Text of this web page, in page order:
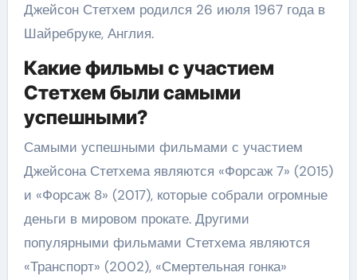
Джейсон Стетхем родился 26 июля 1967 года в
Шайребруке, Англия.
Какие фильмы с участием
Стетхем были самыми
успешными?
Самыми успешными фильмами с участием
Джейсона Стетхема являются «Форсаж 7» (2015)
и «Форсаж 8» (2017), которые собрали огромные
деньги в мировом прокате. Другими
популярными фильмами Стетхема являются
«Транспорт» (2002), «Смертельная гонка»